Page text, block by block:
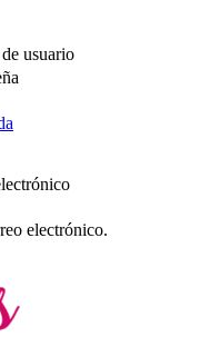
usuario
electrónico.